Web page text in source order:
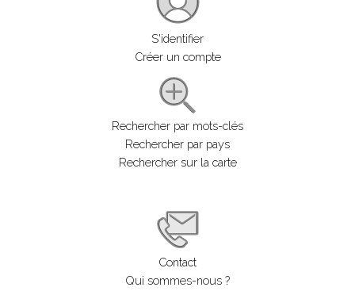
S'identifier
Créer un compte
Rechercher par mots-clés
Rechercher par pays
Rechercher sur la carte
Contact
Qui sommes-nous ?